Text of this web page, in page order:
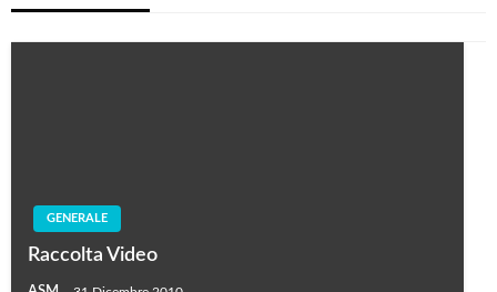
GENERALE
Raccolta Video